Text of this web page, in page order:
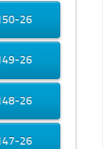
26
26
26
26